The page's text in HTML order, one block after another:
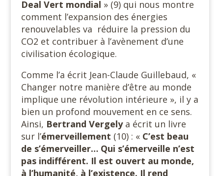
Deal Vert mondial » (9) qui nous montre
comment l’expansion des énergies
renouvelables va réduire la pression du
CO2 et contribuer à l’avènement d’une
civilisation écologique.
Comme l’a écrit Jean-Claude Guillebaud, «
Changer notre manière d’être au monde
implique une révolution intérieure », il y a
bien un profond mouvement en ce sens.
Ainsi, Bertrand Vergelya écrit un livre
sur l’émerveillement (10) : « C’est beau
de s’émerveiller… Qui s’émerveille n’est
pas indifférent. Il est ouvert au monde,
à l’humanité, à l’existence. Il rend